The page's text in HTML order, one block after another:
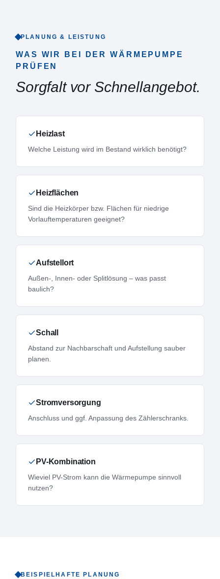
PLANUNG & LEISTUNG
WAS WIR BEI DER WÄRMEPUMPE
PRÜFEN
Sorgfalt vor Schnellangebot.
Heizlast
Welche Leistung wird im Bestand wirklich benötigt?
Heizflächen
Sind die Heizkörper bzw. Flächen für niedrige
Vorlauftemperaturen geeignet?
Aufstellort
Außen-, Innen- oder Splitlösung – was passt
baulich?
Schall
Abstand zur Nachbarschaft und Aufstellung sauber
planen.
Stromversorgung
Anschluss und ggf. Anpassung des Zählerschranks.
PV-Kombination
Wieviel PV-Strom kann die Wärmepumpe sinnvoll
nutzen?
BEISPIELHAFTE PLANUNG